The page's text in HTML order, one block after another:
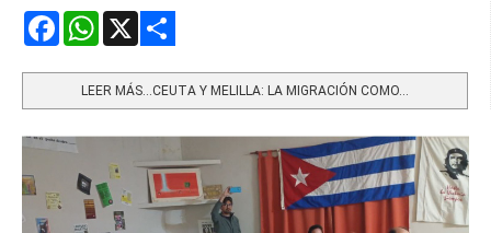
FacebookWhatsApp
LEER MÁS…CEUTA Y MELILLA: LA MIGRACIÓN COMO...